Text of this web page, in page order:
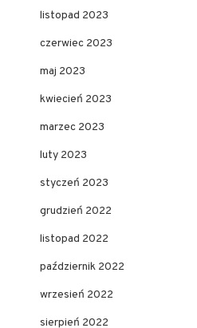
listopad 2023
czerwiec 2023
maj 2023
kwiecień 2023
marzec 2023
luty 2023
styczeń 2023
grudzień 2022
listopad 2022
październik 2022
wrzesień 2022
sierpień 2022